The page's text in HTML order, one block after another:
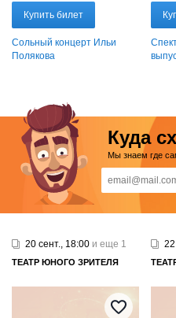
Купить билет
Сольный концерт Ильи
Полякова
Куда
Мы знаем где
20 сент., 18:00 и еще 1
ТЕАТР ЮНОГО ЗРИТЕЛЯ